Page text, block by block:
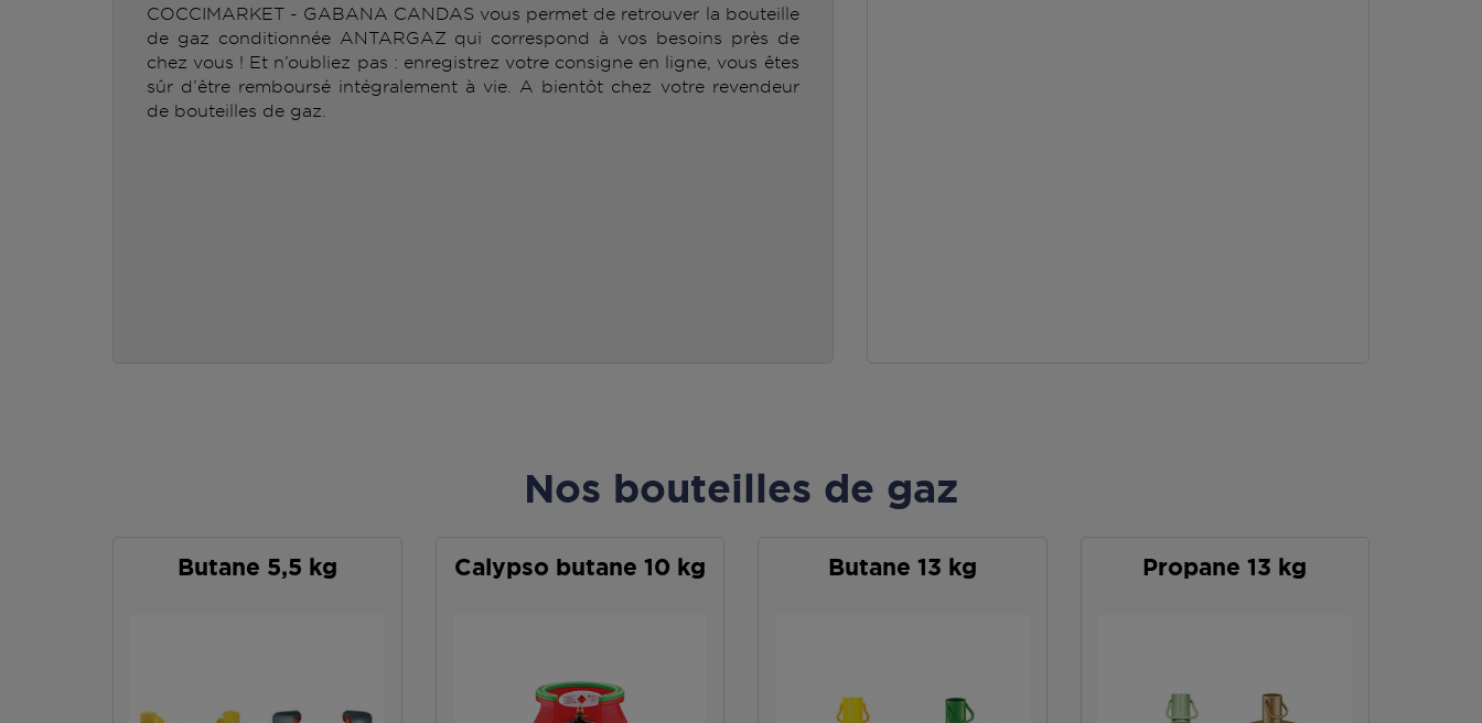
COCCIMARKET - GABANA CANDAS vous permet de retrouver la bouteille
de gaz conditionnée ANTARGAZ qui correspond à vos besoins près de
chez vous ! Et n’oubliez pas : enregistrez votre consigne en ligne, vous êtes
sûr d’être remboursé intégralement à vie. A bientôt chez votre revendeur
de bouteilles de gaz.
Nos bouteilles de gaz
Butane 5,5 kg Calypso butane 10 kg Butane 13 kg Propane 13 kg